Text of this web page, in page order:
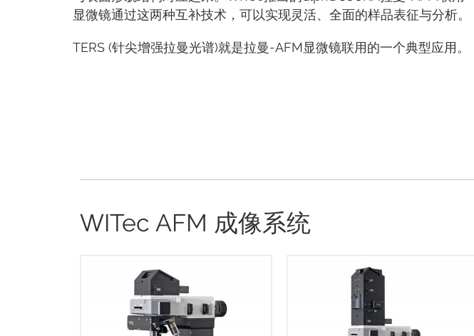
显微镜通过这两种互补技术，可以实现灵活、全面的样品表征与分析。
TERS (针尖增强拉曼光谱)就是拉曼-AFM显微镜联用的一个典型应用。
WITec AFM 成像系统